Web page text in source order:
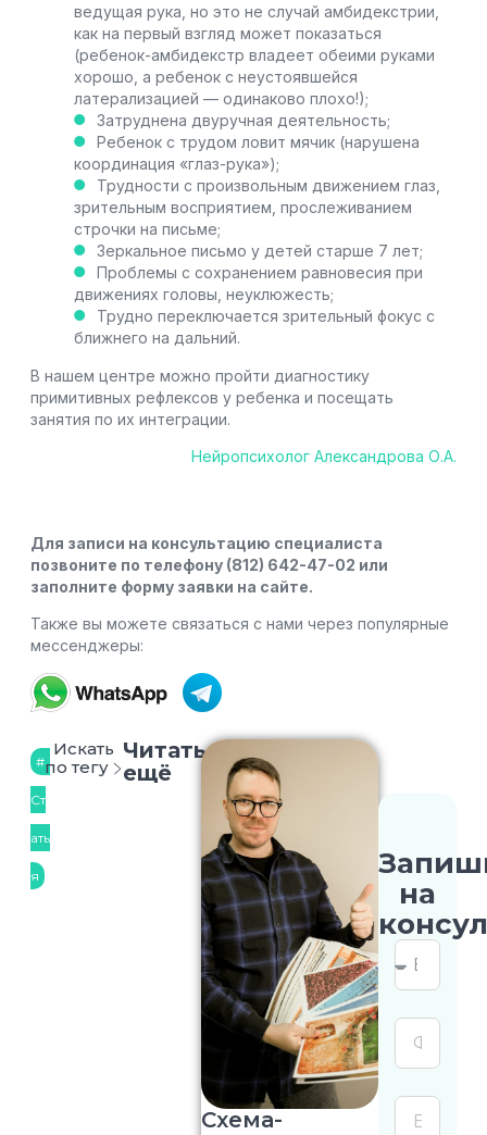
ведущая рука, но это не случай амбидекстрии,
как на первый взгляд может показаться
(ребенок-амбидекстр владеет обеими руками
хорошо, а ребенок с неустоявшейся
латерализацией — одинаково плохо!);
Затруднена двуручная деятельность;
Ребенок с трудом ловит мячик (нарушена
координация «глаз-рука»);
Трудности с произвольным движением глаз,
зрительным восприятием, прослеживанием
строчки на письме;
Зеркальное письмо у детей старше 7 лет;
Проблемы с сохранением равновесия при
движениях головы, неуклюжесть;
Трудно переключается зрительный фокус с
ближнего на дальний.
В нашем центре можно пройти диагностику
примитивных рефлексов у ребенка и посещать
занятия по их интеграции.
Нейропсихолог Александрова О.А.
Для записи на консультацию специалиста
позвоните по телефону (812) 642-47-02 или
заполните форму заявки на сайте.
Также вы можете связаться с нами через популярные
мессенджеры:
Ст
ать
я
Искать
по тегу
Читать
ещё
Схема-
на